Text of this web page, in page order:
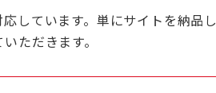
しています。単にサイトを納品し
ただきます。